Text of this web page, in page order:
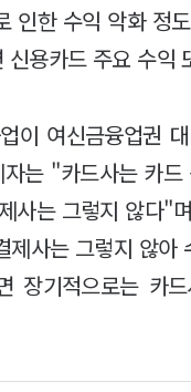
인한 수익 악화 정
신용카드 주요 수익
이 여신금융업권
는 "카드사는 카
사는 그렇지 않다"
제사는 그렇지 않
장기적으로는 카